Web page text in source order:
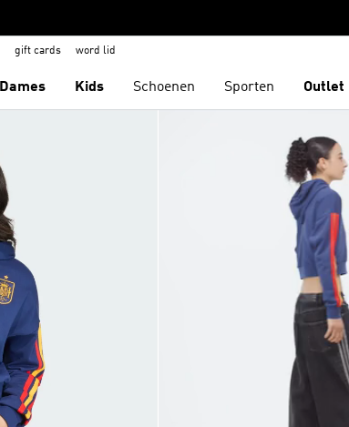
gift cards word lid
Dames Kids Schoenen Sporten Outlet